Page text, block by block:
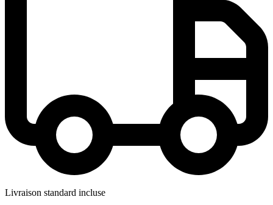
Livraison standard incluse